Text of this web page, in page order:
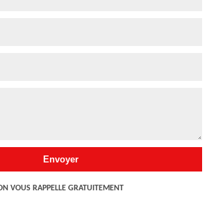
VOUS RAPPELLE GRATUITEMENT